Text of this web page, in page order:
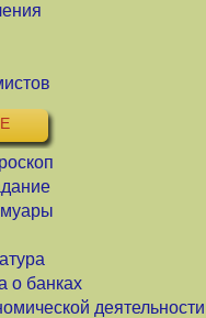
о банках
деятельности